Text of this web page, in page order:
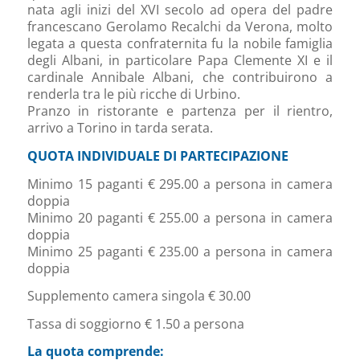
nata agli inizi del XVI secolo ad opera del padre
francescano Gerolamo Recalchi da Verona, molto
legata a questa confraternita fu la nobile famiglia
degli Albani, in particolare Papa Clemente XI e il
cardinale Annibale Albani, che contribuirono a
renderla tra le più ricche di Urbino.
Pranzo in ristorante e partenza per il rientro,
arrivo a Torino in tarda serata.
QUOTA INDIVIDUALE DI PARTECIPAZIONE
Minimo 15 paganti € 295.00 a persona in camera
doppia
Minimo 20 paganti € 255.00 a persona in camera
doppia
Minimo 25 paganti € 235.00 a persona in camera
doppia
Supplemento camera singola € 30.00
Tassa di soggiorno € 1.50 a persona
La quota comprende: